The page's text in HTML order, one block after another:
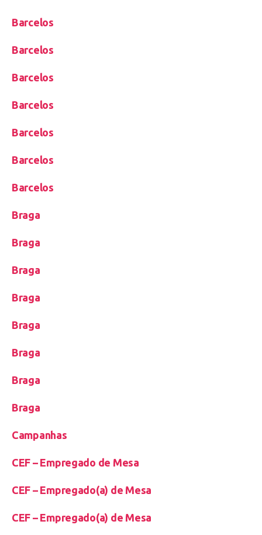
Barcelos
Barcelos
Barcelos
Barcelos
Barcelos
Barcelos
Barcelos
Braga
Braga
Braga
Braga
Braga
Braga
Braga
Braga
Campanhas
CEF – Empregado de Mesa
CEF – Empregado(a) de Mesa
CEF – Empregado(a) de Mesa